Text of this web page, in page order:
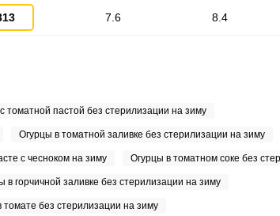
7.6 8.4
томатной пастой без стерилизации на зиму
Огурцы в томатной заливке без стерилизации на зиму
с чесноком на зиму Огурцы в томатном соке без
в горчичной заливке без стерилизации на зиму
томате без стерилизации на зиму